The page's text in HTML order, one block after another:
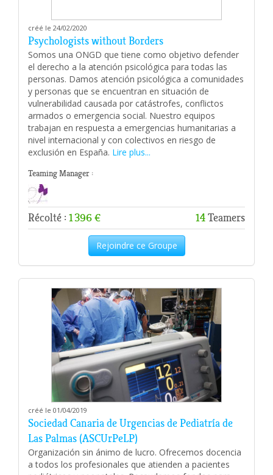
créé le 24/02/2020
Psychologists without Borders
Somos una ONGD que tiene como objetivo defender
el derecho a la atención psicológica para todas las
personas. Damos atención psicológica a comunidades
y personas que se encuentran en situación de
vulnerabilidad causada por catástrofes, conflictos
armados o emergencia social. Nuestro equipos
trabajan en respuesta a emergencias humanitarias a
nivel internacional y con colectivos en riesgo de
exclusión en España. Lire plus...
Teaming Manager :
Récolté : 1 396 € 14Teamers
Rejoindre ce Groupe
créé le 01/04/2019
Sociedad Canaria de Urgencias de Pediatría de
Las Palmas (ASCUrPeLP)
Organización sin ánimo de lucro. Ofrecemos docencia
a todos los profesionales que atienden a pacientes